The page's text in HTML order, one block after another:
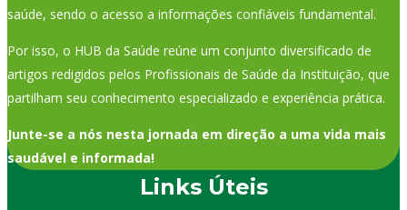
saúde, sendo o acesso a informações confiáveis fundamental.
Por isso, o HUB da Saúde reúne um conjunto diversificado de
artigos redigidos pelos Profissionais de Saúde da Instituição, que
partilham seu conhecimento especializado e experiência prática.
Junte-se a nós nesta jornada em direção a uma vida mais
saudável e informada!
Links Úteis